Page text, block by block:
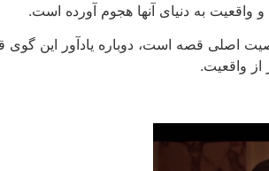
واقعیت به دنیای آنها هجوم آورده است.
اصلی قصه است، دوباره یادآور این
از واقعیت.